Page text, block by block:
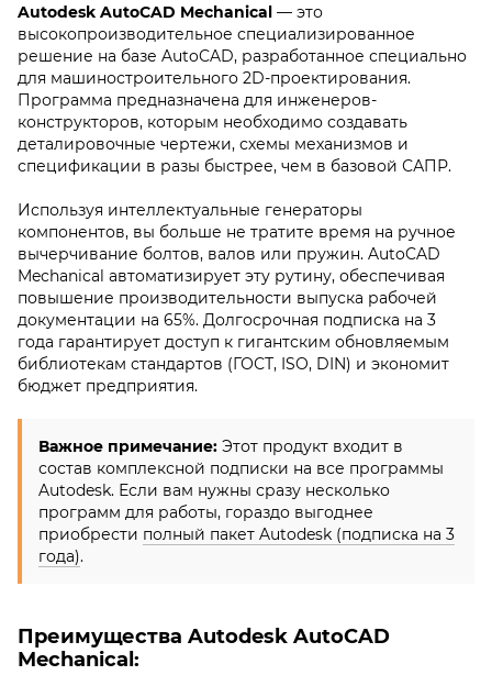
Autodesk AutoCAD Mechanical — это
высокопроизводительное специализированное
решение на базе AutoCAD, разработанное специально
для машиностроительного 2D-проектирования.
Программа предназначена для инженеров-
конструкторов, которым необходимо создавать
деталировочные чертежи, схемы механизмов и
спецификации в разы быстрее, чем в базовой САПР.
Используя интеллектуальные генераторы
компонентов, вы больше не тратите время на ручное
вычерчивание болтов, валов или пружин. AutoCAD
Mechanical автоматизирует эту рутину, обеспечивая
повышение производительности выпуска рабочей
документации на 65%. Долгосрочная подписка на 3
года гарантирует доступ к гигантским обновляемым
библиотекам стандартов (ГОСТ, ISO, DIN) и экономит
бюджет предприятия.
Важное примечание: Этот продукт входит в
состав комплексной подписки на все программы
Autodesk. Если вам нужны сразу несколько
программ для работы, гораздо выгоднее
приобрести полный пакет Autodesk (подписка на 3
года).
Преимущества Autodesk AutoCAD
Mechanical: